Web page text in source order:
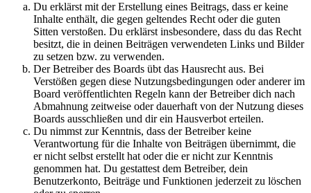
Du erklärst mit der Erstellung eines Beitrags, dass er keine
Inhalte enthält, die gegen geltendes Recht oder die guten
Sitten verstoßen. Du erklärst insbesondere, dass du das Recht
besitzt, die in deinen Beiträgen verwendeten Links und Bilder
zu setzen bzw. zu verwenden.
Der Betreiber des Boards übt das Hausrecht aus. Bei
Verstößen gegen diese Nutzungsbedingungen oder anderer im
Board veröffentlichten Regeln kann der Betreiber dich nach
Abmahnung zeitweise oder dauerhaft von der Nutzung dieses
Boards ausschließen und dir ein Hausverbot erteilen.
Du nimmst zur Kenntnis, dass der Betreiber keine
Verantwortung für die Inhalte von Beiträgen übernimmt, die
er nicht selbst erstellt hat oder die er nicht zur Kenntnis
genommen hat. Du gestattest dem Betreiber, dein
Benutzerkonto, Beiträge und Funktionen jederzeit zu löschen